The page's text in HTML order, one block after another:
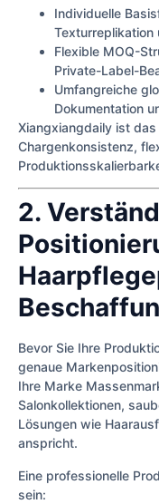
Individuelle
Flexible MOQ-
Private-Label-
Umfangreiche
Dokumentation
Xiangxiangdaily ist
Chargenkonsistenz,
2.
Bevor Sie Ihre
genaue
Ihre Marke
Salonkollektionen,
Lösungen wie
anspricht.
Eine professionelle
sein: